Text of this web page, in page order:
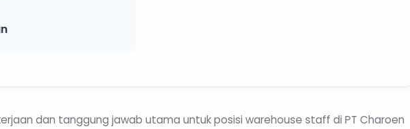
dan tanggung jawab utama untuk posisi warehouse staff di PT Charoen